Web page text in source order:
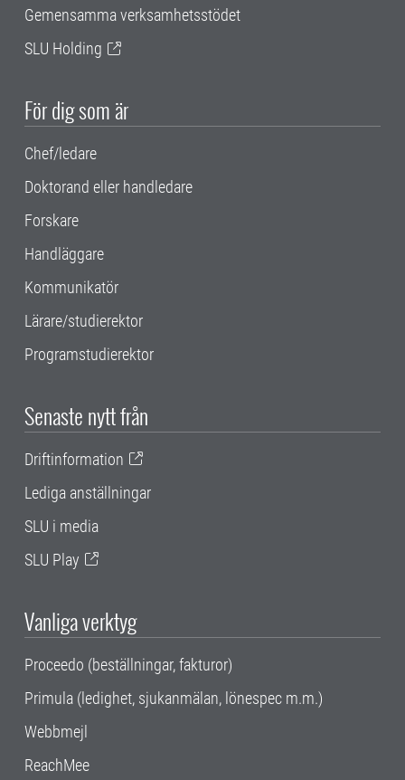
Gemensamma verksamhetsstödet
SLU Holding
För dig som är
Chef/ledare
Doktorand eller handledare
Forskare
Handläggare
Kommunikatör
Lärare/studierektor
Programstudierektor
Senaste nytt från
Driftinformation
Lediga anställningar
SLU i media
SLU Play
Vanliga verktyg
Proceedo (beställningar, fakturor)
Primula (ledighet, sjukanmälan, lönespec m.m.)
Webbmejl
ReachMee